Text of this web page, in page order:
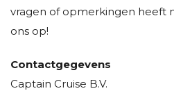
vragen of opmerkingen heeft
ons op!
Contactgegevens
Captain Cruise B.V.